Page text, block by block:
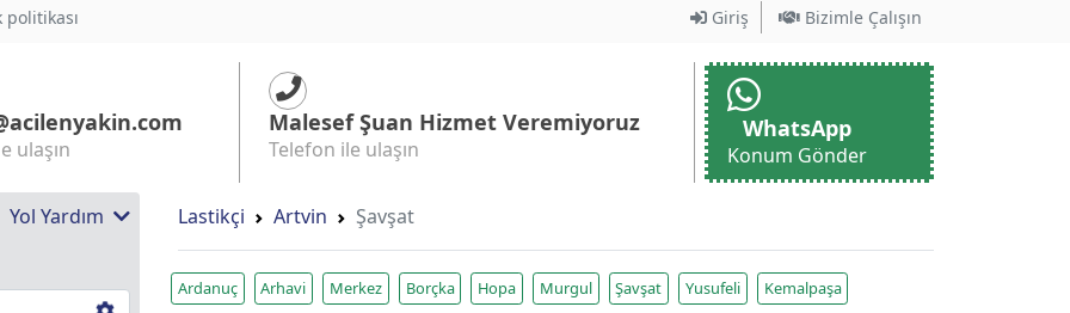
Giriş Bizimle Çalışın
ulaşın
Malesef Şuan Hizmet Veremiyoruz
Telefon ile ulaşın
WhatsApp
Konum Gönder
Yardım Lastikçi Artvin Şavşat
Ardanuç Arhavi Merkez Borçka Hopa Murgul Şavşat Yusufeli Kemalpaşa